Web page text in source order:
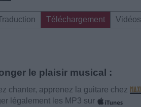
Téléchargement Vidéos
le plaisir musical :
chanter, apprenez la guitare chez
légalement les MP3 sur